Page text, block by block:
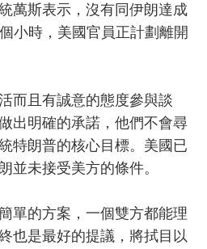
萬斯表示，沒有同伊朗達成
小時，美國官員正計劃離開
而且有誠意的態度參與談
出明確的承諾，他們不會尋
特朗普的核心目標。美國已
並未接受美方的條件。
單的方案，一個雙方都能理
也是最好的提議，將拭目以